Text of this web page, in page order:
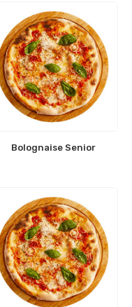
Bolognaise Senior